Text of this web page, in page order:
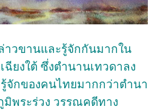
าวขานและรู้จักกันมากใน
ฉียงใต้ ซึ่งตำนานเทวดาลง
จักของคนไทยมากกว่าตำนา
มิพระร่วง วรรณคดีทาง